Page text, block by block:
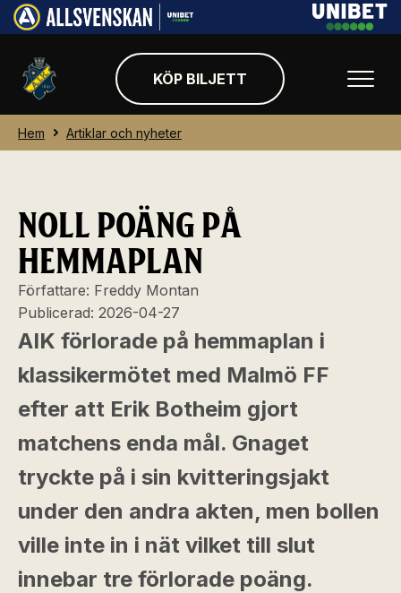
KÖP BILJETT
Hem Artiklar och nyheter
NOLL POÄNG PÅ
HEMMAPLAN
Författare: Freddy Montan
Publicerad: 2026-04-27
AIK förlorade på hemmaplan i
klassikermötet med Malmö FF
efter att Erik Botheim gjort
matchens enda mål. Gnaget
tryckte på i sin kvitteringsjakt
under den andra akten, men bollen
ville inte in i nät vilket till slut
innebar tre förlorade poäng.